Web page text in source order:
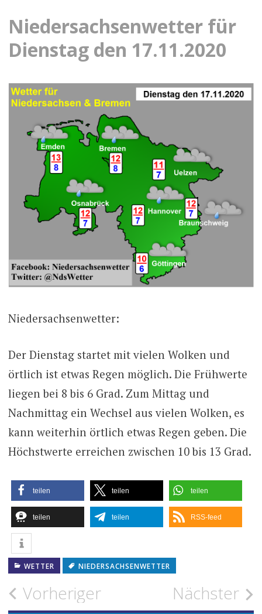
Niedersachsenwetter für
Dienstag den 17.11.2020
Niedersachsenwetter:
Der Dienstag startet mit vielen Wolken und
örtlich ist etwas Regen möglich. Die Frühwerte
liegen bei 8 bis 6 Grad. Zum Mittag und
Nachmittag ein Wechsel aus vielen Wolken, es
kann weiterhin örtlich etwas Regen geben. Die
Höchstwerte erreichen zwischen 10 bis 13 Grad.
teilen teilen teilen
teilen teilen RSS-feed
WETTER NIEDERSACHSENWETTER
Beitragsnavigation
Vorheriger Nächster